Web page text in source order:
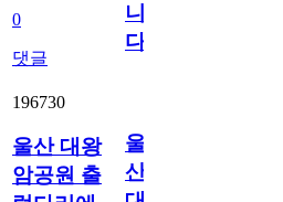
0
댓글
니
다
196730
울산 대왕
암공원 출
울
산